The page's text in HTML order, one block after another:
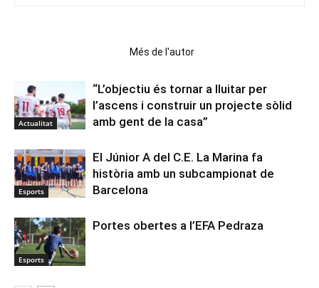
Més de l'autor
Actualitat
“L’objectiu és tornar a lluitar per
l’ascens i construir un projecte sòlid
amb gent de la casa”
Esports
El Júnior A del C.E. La Marina fa
història amb un subcampionat de
Barcelona
Esports
Portes obertes a l’EFA Pedraza